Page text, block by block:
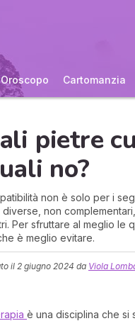
Oroscopo Cartomanzia
pietre
no?
non è solo per i
non
Per sfruttare al meglio le
è meglio evitare.
il 2 giugno 2024 da Viola
è una disciplina che